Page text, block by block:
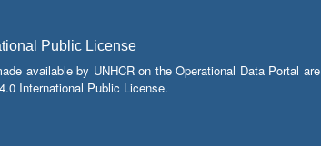
Public License
available by UNHCR on the Operational Data Portal are
International Public License.